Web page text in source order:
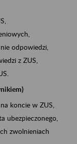
odpowiedzi,
z ZUS,
koncie w ZUS,
ubezpieczonego,
zwolnieniach